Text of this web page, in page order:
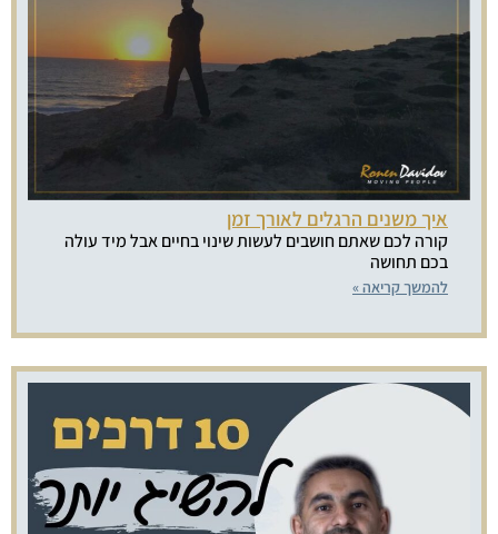
איך משנים הרגלים לאורך זמן
קורה לכם שאתם חושבים לעשות שינוי בחיים אבל מיד עולה
בכם תחושה
להמשך קריאה »